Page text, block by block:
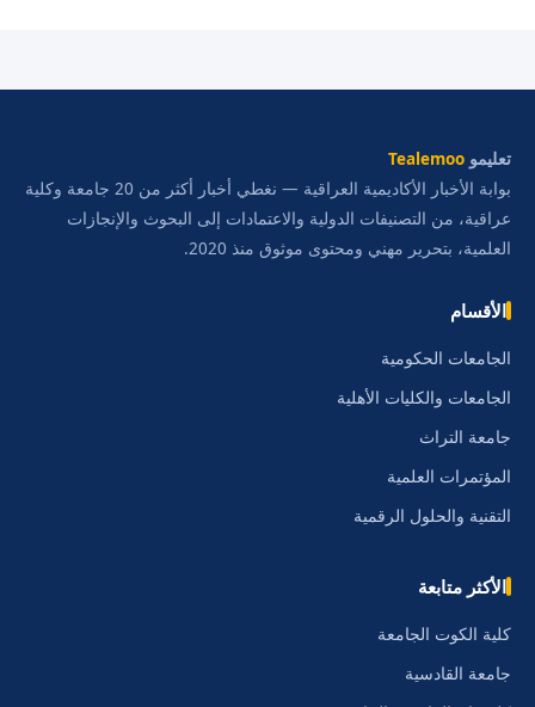
تعليمو Tealemoo
بوابة الأخبار الأكاديمية العراقية — نغطي أخبار أكثر من 20 جامعة وكلية
عراقية، من التصنيفات الدولية والاعتمادات إلى البحوث والإنجازات
العلمية، بتحرير مهني ومحتوى موثوق منذ 2020.
الأقسام
الجامعات الحكومية
الجامعات والكليات الأهلية
جامعة التراث
المؤتمرات العلمية
التقنية والحلول الرقمية
الأكثر متابعة
كلية الكوت الجامعة
جامعة القادسية